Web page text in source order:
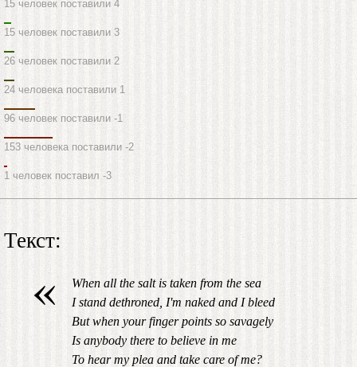
15 человек поставили 4
15 человек поставили 3
26 человек поставили 2
24 человека поставили 1
96 человек поставили -1
153 человека поставили -2
1 человек поставил -3
Текст:
«
When all the salt is taken from the sea
I stand dethroned, I'm naked and I bleed
But when your finger points so savagely
Is anybody there to believe in me
To hear my plea and take care of me?